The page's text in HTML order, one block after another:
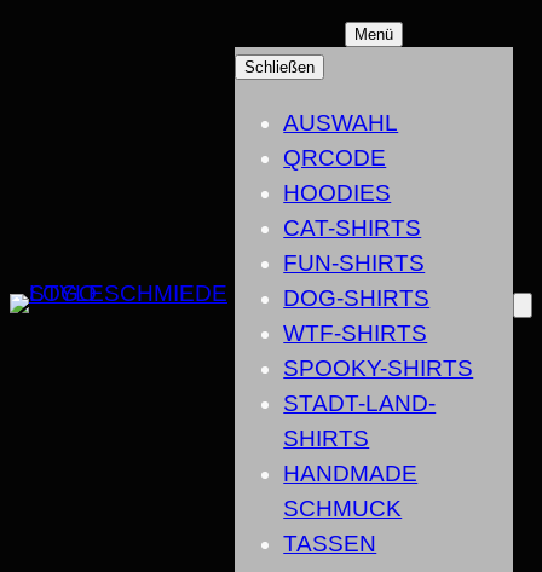
Menü
Schließen
AUSWAHL
QRCODE
HOODIES
CAT-SHIRTS
FUN-SHIRTS
DOG-SHIRTS
WTF-SHIRTS
SPOOKY-SHIRTS
STADT-LAND-
SHIRTS
HANDMADE
SCHMUCK
TASSEN